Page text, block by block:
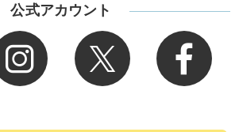
公式アカウント